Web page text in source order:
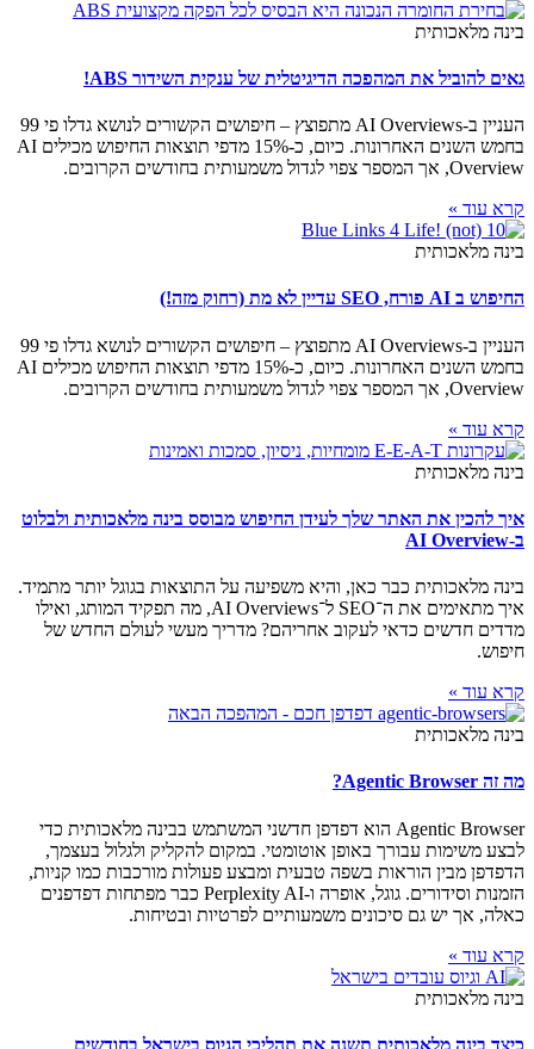
בינה מלאכותית
גאים להוביל את המהפכה הדיגיטלית של ענקית השידור ABS!
העניין ב-AI Overviews מתפוצץ – חיפושים הקשורים לנושא גדלו פי 99
בחמש השנים האחרונות. כיום, כ-15% מדפי תוצאות החיפוש מכילים AI
Overview, אך המספר צפוי לגדול משמעותית בחודשים הקרובים.
קרא עוד »
בינה מלאכותית
החיפוש ב AI פורח, SEO עדיין לא מת (רחוק מזה!)
העניין ב-AI Overviews מתפוצץ – חיפושים הקשורים לנושא גדלו פי 99
בחמש השנים האחרונות. כיום, כ-15% מדפי תוצאות החיפוש מכילים AI
Overview, אך המספר צפוי לגדול משמעותית בחודשים הקרובים.
קרא עוד »
בינה מלאכותית
איך להכין את האתר שלך לעידן החיפוש מבוסס בינה מלאכותית ולבלוט
ב-AI Overview
בינה מלאכותית כבר כאן, והיא משפיעה על התוצאות בגוגל יותר מתמיד.
איך מתאימים את ה־SEO ל־AI Overviews, מה תפקיד המותג, ואילו
מדדים חדשים כדאי לעקוב אחריהם? מדריך מעשי לעולם החדש של
חיפוש.
קרא עוד »
בינה מלאכותית
מה זה Agentic Browser?
Agentic Browser הוא דפדפן חדשני המשתמש בבינה מלאכותית כדי
לבצע משימות עבורך באופן אוטומטי. במקום להקליק ולגלול בעצמך,
הדפדפן מבין הוראות בשפה טבעית ומבצע פעולות מורכבות כמו קניות,
הזמנות וסידורים. גוגל, אופרה ו-Perplexity AI כבר מפתחות דפדפנים
כאלה, אך יש גם סיכונים משמעותיים לפרטיות ובטיחות.
קרא עוד »
בינה מלאכותית
כיצד בינה מלאכותית תשנה את תהליכי הגיוס בישראל בחודשים